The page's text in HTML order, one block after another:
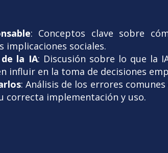
: Conceptos clave sobre
implicaciones sociales.
la IA: Discusión sobre lo que la
influir en la toma de decisiones
: Análisis de los errores
correcta implementación y uso.